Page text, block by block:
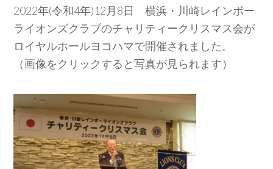
2022年(令和4年)12月8日 横浜・川崎レインボー
ライオンズクラブのチャリティークリスマス会が
ロイヤルホールヨコハマで開催されました。
（画像をクリックすると写真が見られます）